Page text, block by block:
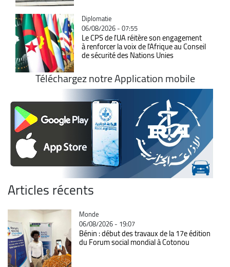
Catégorie
Diplomatie
06/08/2026 - 07:55
Le CPS de l'UA réitère son engagement
à renforcer la voix de l'Afrique au Conseil
de sécurité des Nations Unies
Téléchargez notre Application mobile
Articles récents
Catégorie
Monde
06/08/2026 - 19:07
Bénin : début des travaux de la 17e édition
du Forum social mondial à Cotonou